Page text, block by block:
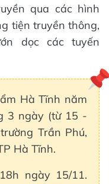
qua các hình
tiện truyền thông,
dọc các tuyến
Hà Tĩnh năm
3 ngày (từ 15 -
Trần Phú,
Hà Tĩnh.
ngày 15/11.